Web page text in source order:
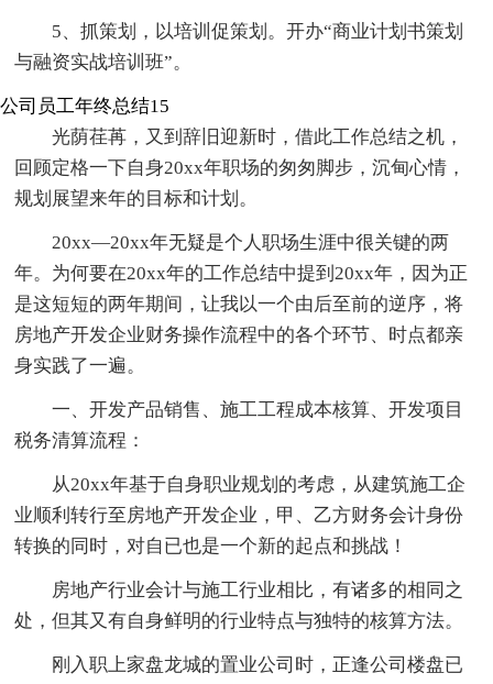
5、抓策划，以培训促策划。开办“商业计划书策划
与融资实战培训班”。
公司员工年终总结15
光荫荏苒，又到辞旧迎新时，借此工作总结之机，
回顾定格一下自身20xx年职场的匆匆脚步，沉甸心情，
规划展望来年的目标和计划。
20xx—20xx年无疑是个人职场生涯中很关键的两
年。为何要在20xx年的工作总结中提到20xx年，因为正
是这短短的两年期间，让我以一个由后至前的逆序，将
房地产开发企业财务操作流程中的各个环节、时点都亲
身实践了一遍。
一、开发产品销售、施工工程成本核算、开发项目
税务清算流程：
从20xx年基于自身职业规划的考虑，从建筑施工企
业顺利转行至房地产开发企业，甲、乙方财务会计身份
转换的同时，对自已也是一个新的起点和挑战！
房地产行业会计与施工行业相比，有诸多的相同之
处，但其又有自身鲜明的行业特点与独特的核算方法。
刚入职上家盘龙城的置业公司时，正逢公司楼盘已